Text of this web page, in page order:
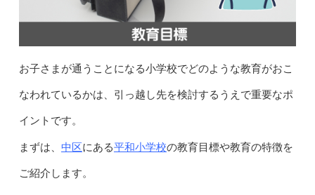
お子さまが通うことになる小学校でどのような教育がおこ
なわれているかは、引っ越し先を検討するうえで重要なポ
イントです。
まずは、 中区にある平和小学校の教育目標や教育の特徴を
ご紹介します。